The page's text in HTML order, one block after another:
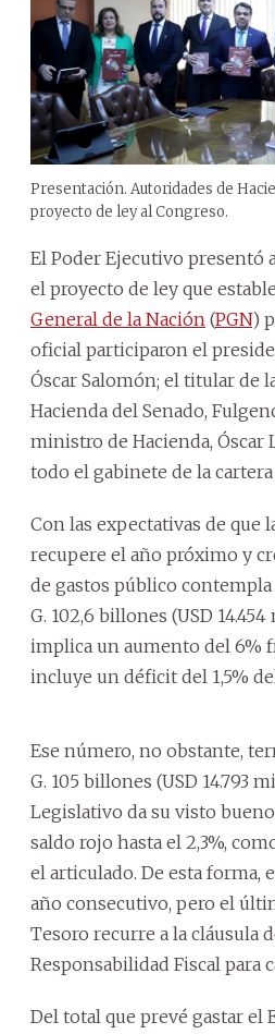
Presentación. Autoridades de
proyecto de ley al Congreso.
El Poder Ejecutivo presentó
el proyecto de ley que
General de la Nación (PGN)
oficial participaron el
Óscar Salomón; el titular de
Hacienda del Senado,
ministro de Hacienda, Óscar
todo el gabinete de la
Con las expectativas de que
recupere el año próximo y
de gastos público
G. 102,6 billones (USD
implica un aumento del 6%
incluye un déficit del 1,5%
Ese número, no obstante,
G. 105 billones (USD 14.793
Legislativo da su visto
saldo rojo hasta el 2,3%,
el articulado. De esta forma,
año consecutivo, pero el
Tesoro recurre a la cláusula
Responsabilidad Fiscal para
Del total que prevé gastar el